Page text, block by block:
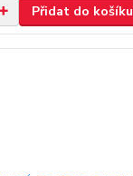
Přidat do košíku